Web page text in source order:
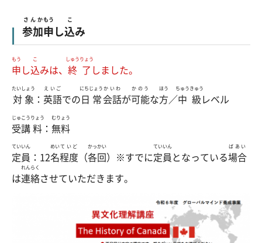
参加
さんか
申
もう
し込
こ
み
申
もう
し込
こ
みは、 終了
しゅうりょう
しました。
対象
たいしょう
： 英語
えいご
での日常
にちじょう
会話
かいわ
が可能
かのう
な方
ほう
／中級
ちゅうきゅう
レベル
受講
じゅこう
料
りょう
： 無料
むりょう
定員
ていいん
：12名
めい
程度
ていど
（各回
かっかい
）※すでに定員
ていいん
となっている場合
ばあい
は連絡
れんらく
させていただきます。